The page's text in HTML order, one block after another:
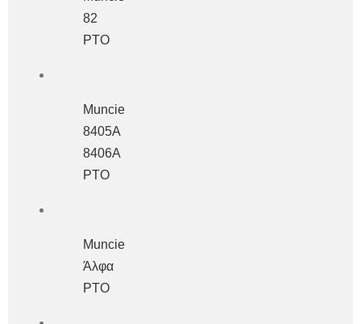
82
PTO
Muncie
8405A
8406A
PTO
Muncie
Άλφα
PTO